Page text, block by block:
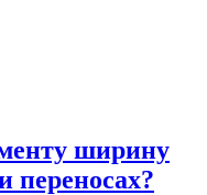
ширину
переносах?